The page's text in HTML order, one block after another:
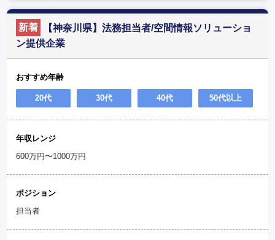
新着
【神奈川県】法務担当者/空間情報ソリューショ
ン提供企業
おすすめ年齢
20代 30代 40代 50代以上
年収レンジ
600万円〜1000万円
ポジション
担当者